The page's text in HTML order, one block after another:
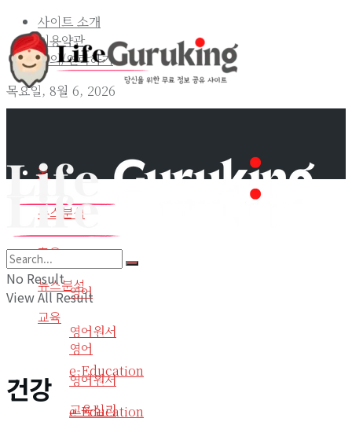
사이트 소개
이용약관
문의/연락하기
목요일, 8월 6, 2026
홈
뉴스분석
교육
영어
영어원서
e-Education
교육심리
홈
뉴스분석
교육
영어
영어원서
e-Education
No Result
View All Result
건강